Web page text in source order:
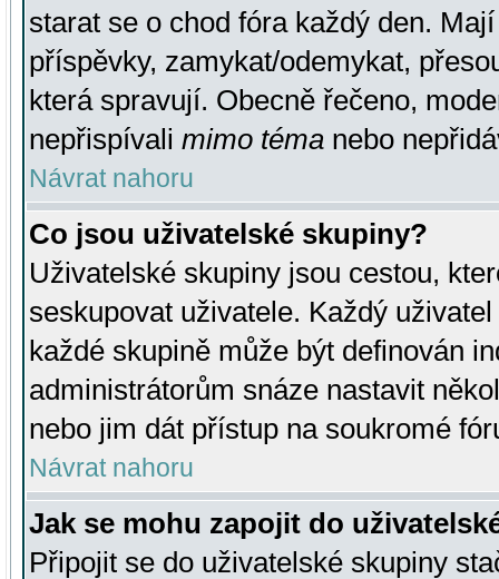
starat se o chod fóra každý den.
příspěvky, zamykat/odemykat,
která spravují. Obecně řečeno,
nepřispívali mimo téma nebo
Návrat nahoru
Co jsou uživatelské skupiny?
Uživatelské skupiny jsou cestou,
seskupovat uživatele. Každý
každé skupině může být definován
administrátorům snáze nastavit
nebo jim dát přístup na soukromé
Návrat nahoru
Jak se mohu zapojit do
Připojit se do uživatelské skupiny